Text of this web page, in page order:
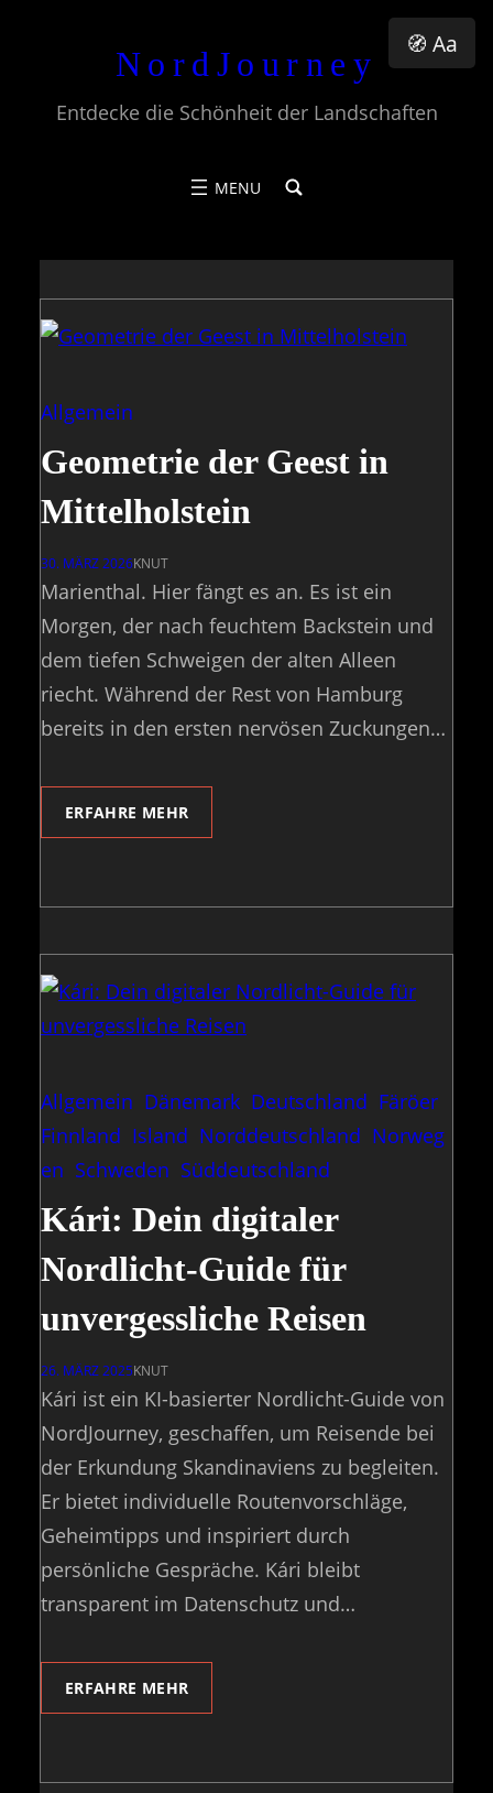
NordJourney
Entdecke die Schönheit der Landschaften
Allgemein
Geometrie der Geest in
Mittelholstein
30. MÄRZ 2026KNUT
Marienthal. Hier fängt es an. Es ist ein
Morgen, der nach feuchtem Backstein und
dem tiefen Schweigen der alten Alleen
riecht. Während der Rest von Hamburg
bereits in den ersten nervösen Zuckungen…
ERFAHRE MEHR
Allgemein Dänemark Deutschland Färöer
Finnland Island Norddeutschland Norweg
en Schweden Süddeutschland
Kári: Dein digitaler
Nordlicht-Guide für
unvergessliche Reisen
26. MÄRZ 2025KNUT
Kári ist ein KI-basierter Nordlicht-Guide von
NordJourney, geschaffen, um Reisende bei
der Erkundung Skandinaviens zu begleiten.
Er bietet individuelle Routenvorschläge,
Geheimtipps und inspiriert durch
persönliche Gespräche. Kári bleibt
transparent im Datenschutz und…
ERFAHRE MEHR
🧭 Aa